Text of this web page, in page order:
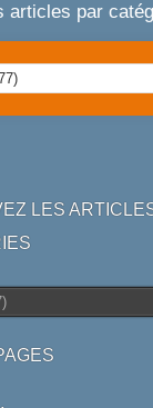
articles par
LES